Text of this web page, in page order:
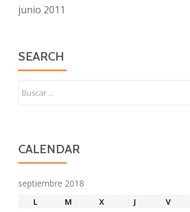
junio 2011
SEARCH
CALENDAR
septiembre 2018
L M X J V